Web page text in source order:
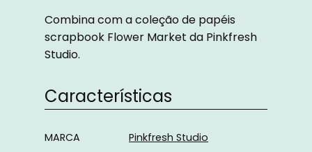
Combina com a coleção de papéis
scrapbook Flower Market da Pinkfresh
Studio.
Características
Características
MARCA Pinkfresh Studio